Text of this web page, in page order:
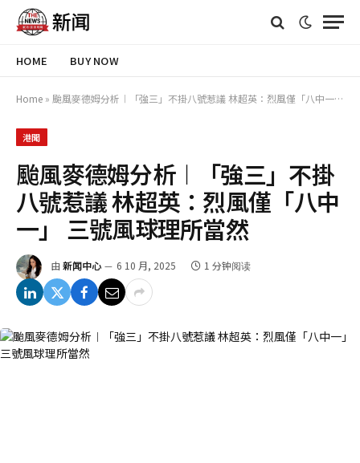
HOME BUY NOW
Home » 颱風麥德姆分析︱「強三」不掛八號惹議 林超英：烈風僅「八中一」 三號風球理所當然
港聞
颱風麥德姆分析︱「強三」不掛
八號惹議 林超英：烈風僅「八中
一」 三號風球理所當然
由 新闻中心 6 10 月, 2025 1 分钟阅读